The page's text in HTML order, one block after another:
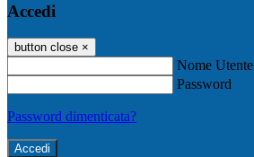
Accedi
button close ×
Nome Utente
Password
Password dimenticata?